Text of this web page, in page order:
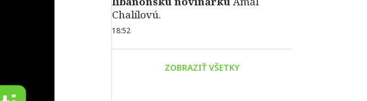
Chalílovú.
18:52
ZOBRAZIŤ VŠETKY